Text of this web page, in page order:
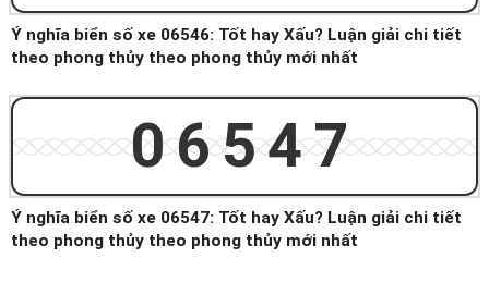
Ý nghĩa biển số xe 06546: Tốt hay Xấu? Luận giải chi tiết
theo phong thủy theo phong thủy mới nhất
06547
Ý nghĩa biển số xe 06547: Tốt hay Xấu? Luận giải chi tiết
theo phong thủy theo phong thủy mới nhất